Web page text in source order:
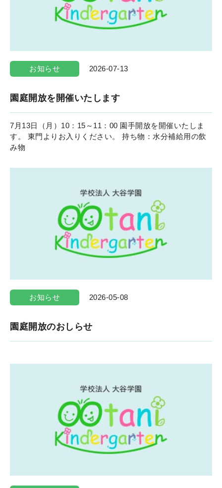
お知らせ 2026-07-13
園庭開放を開催いたします
7月13日（月）10：15～11：00 園手開放を開催いたしま
す。 東門よりお入りください。 持ち物：水分補給用の飲
み物
お知らせ 2026-05-08
園庭開放のおしらせ